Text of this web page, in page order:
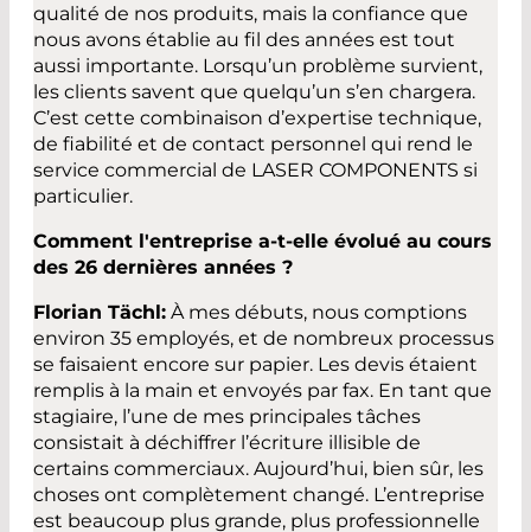
qualité de nos produits, mais la confiance que
nous avons établie au fil des années est tout
aussi importante. Lorsqu’un problème survient,
les clients savent que quelqu’un s’en chargera.
C’est cette combinaison d’expertise technique,
de fiabilité et de contact personnel qui rend le
service commercial de LASER COMPONENTS si
particulier.
Comment l'entreprise a-t-elle évolué au cours
des 26 dernières années ?
Florian Tächl: À mes débuts, nous comptions
environ 35 employés, et de nombreux processus
se faisaient encore sur papier. Les devis étaient
remplis à la main et envoyés par fax. En tant que
stagiaire, l’une de mes principales tâches
consistait à déchiffrer l’écriture illisible de
certains commerciaux. Aujourd’hui, bien sûr, les
choses ont complètement changé. L’entreprise
est beaucoup plus grande, plus professionnelle